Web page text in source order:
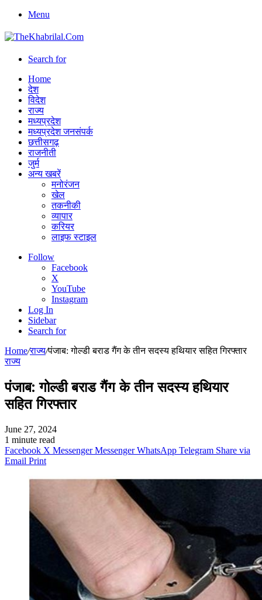
Menu
Search for
Home
देश
विदेश
राज्य
मध्यप्रदेश
मध्यप्रदेश जनसंपर्क
छत्तीसगढ़
राजनीती
जुर्म
अन्य खबरें
मनोरंजन
खेल
तकनीकी
व्यापार
करियर
लाइफ स्टाइल
Follow
Facebook
X
YouTube
Instagram
Log In
Sidebar
Search for
Home/राज्य/पंजाब: गोल्डी बराड गैंग के तीन सदस्य हथियार सहित गिरफ्तार
राज्य
पंजाब: गोल्डी बराड गैंग के तीन सदस्य हथियार
सहित गिरफ्तार
June 27, 2024
1 minute read
Facebook X Messenger Messenger WhatsApp Telegram Share via
Email Print